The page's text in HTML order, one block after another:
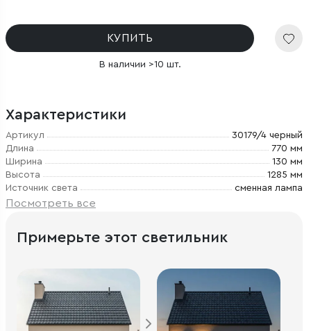
КУПИТЬ
В наличии >10 шт.
Характеристики
Артикул
30179/4 черный
Длина
770 мм
Ширина
130 мм
Высота
1285 мм
Источник света
сменная лампа
Посмотреть все
Примерьте этот светильник